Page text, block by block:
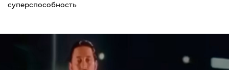
суперспособность